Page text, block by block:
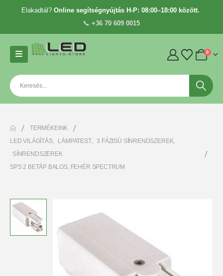
Elakadtál? Online segítségnyújtás H-P: 08:00–18:00 között.
📞 +36 70 609 0015
0
TERMÉKEINK
LED VILÁGÍTÁS, LÁMPATEST, 3 FÁZISÚ SÍNRENDSZEREK,
SÍNRENDSZEREK
SPS 2 BETÁP BALOS, FEHÉR SPECTRUM